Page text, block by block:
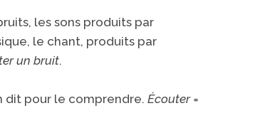
les sons produits par
le chant, produits par
un bruit.
dit pour le comprendre.Écouter =